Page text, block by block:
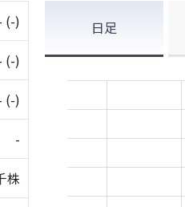
(-)
(-)
(-)
-
株
日足